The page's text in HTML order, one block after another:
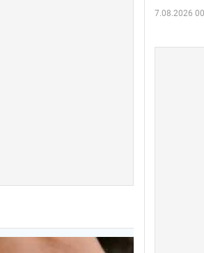
7.08.2026